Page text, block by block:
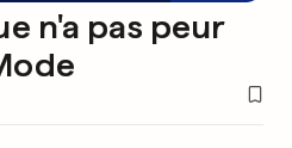
n'a pas peur